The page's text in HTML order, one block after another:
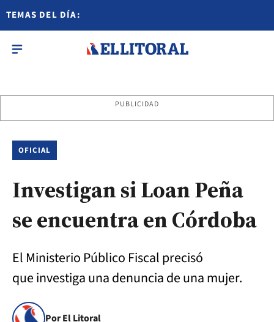
TEMAS DEL DÍA:
PUBLICIDAD
OFICIAL
Investigan si Loan Peña
se encuentra en Córdoba
El Ministerio Público Fiscal precisó
que investiga una denuncia de una mujer.
Por El Litoral